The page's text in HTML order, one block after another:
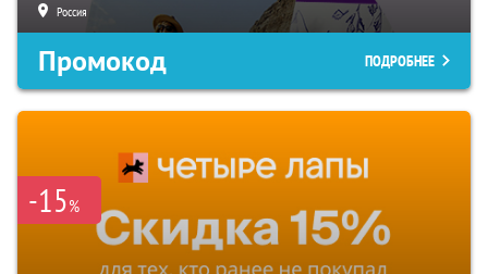
Россия
Промокод ПОДРОБНЕЕ
-15%